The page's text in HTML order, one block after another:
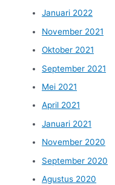
Januari 2022
November 2021
Oktober 2021
September 2021
Mei 2021
April 2021
Januari 2021
November 2020
September 2020
Agustus 2020